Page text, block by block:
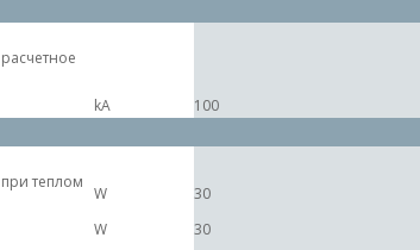
kA
100
теплом
W
30
W
30